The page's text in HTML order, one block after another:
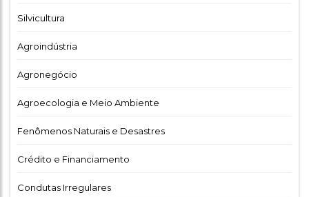
Silvicultura
Agroindústria
Agronegócio
Agroecologia e Meio Ambiente
Fenômenos Naturais e Desastres
Crédito e Financiamento
Condutas Irregulares